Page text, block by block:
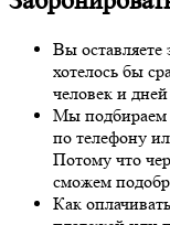
Вы
хотелось бы
человек и
Мы подбираем
по телефону
Потому что
сможем
Как